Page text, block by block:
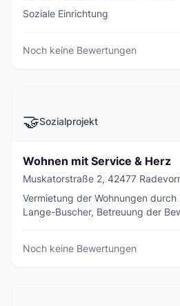
Soziale Einrichtung
Noch keine Bewertungen
🤝Sozialprojekt
Wohnen mit Service & Herz
Muskatorstraße 2, 42477
Vermietung der Wohnungen durch
Lange-Buscher, Betreuung der
Noch keine Bewertungen